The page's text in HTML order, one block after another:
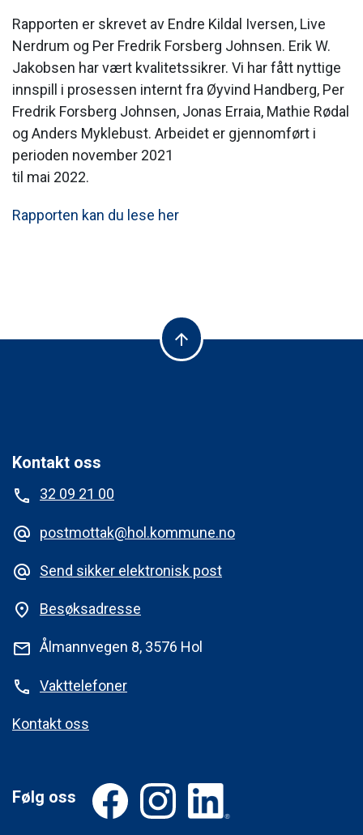
Rapporten er skrevet av Endre Kildal Iversen, Live
Nerdrum og Per Fredrik Forsberg Johnsen. Erik W.
Jakobsen har vært kvalitetssikrer. Vi har fått nyttige
innspill i prosessen internt fra Øyvind Handberg, Per
Fredrik Forsberg Johnsen, Jonas Erraia, Mathie Rødal
og Anders Myklebust. Arbeidet er gjennomført i
perioden november 2021
til mai 2022.
Rapporten kan du lese her
arrow_upward
Kontakt oss
phone
32 09 21 00
alternate_email postmottak@hol.kommune.no
alternate_email Send sikker elektronisk post
place Besøksadresse
mail Ålmannvegen 8, 3576 Hol
phone Vakttelefoner
Kontakt oss
Følg oss